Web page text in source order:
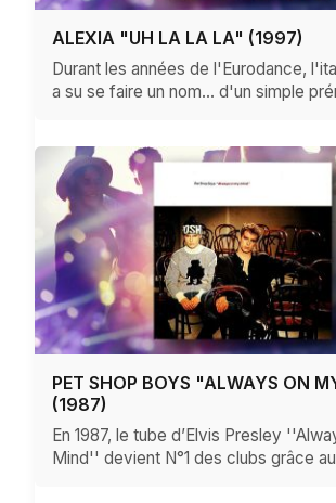
ALEXIA "UH LA LA LA" (1997)
Durant les années de l'Eurodance,
a su se faire un nom… d'un simple
PET SHOP BOYS "ALWAYS ON
(1987)
En 1987, le tube d’Elvis Presley
Mind'' devient N°1 des clubs grâce